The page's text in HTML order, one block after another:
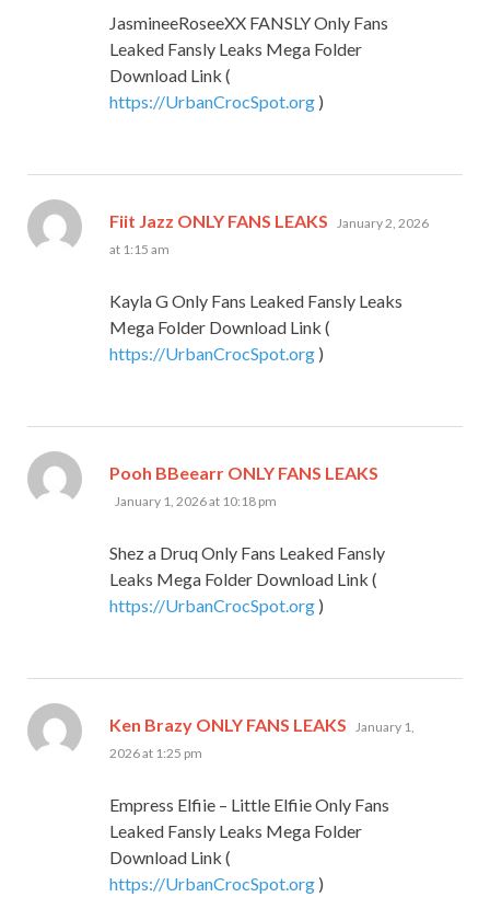
JasmineeRoseeXX FANSLY Only Fans
Leaked Fansly Leaks Mega Folder
Download Link (
https://UrbanCrocSpot.org )
Fiit Jazz ONLY FANS LEAKS says:
January 2, 2026
at 1:15 am
Kayla G Only Fans Leaked Fansly Leaks
Mega Folder Download Link (
https://UrbanCrocSpot.org )
Pooh BBeearr ONLY FANS LEAKS
January 1, 2026 at 10:18 pm
Shez a Druq Only Fans Leaked Fansly
Leaks Mega Folder Download Link (
https://UrbanCrocSpot.org )
Ken Brazy ONLY FANS LEAKS says:
January 1,
2026 at 1:25 pm
Empress Elfiie – Little Elfiie Only Fans
Leaked Fansly Leaks Mega Folder
Download Link (
https://UrbanCrocSpot.org )